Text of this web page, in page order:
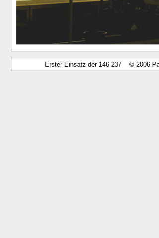
Erster Einsatz der 146 237 © 2006